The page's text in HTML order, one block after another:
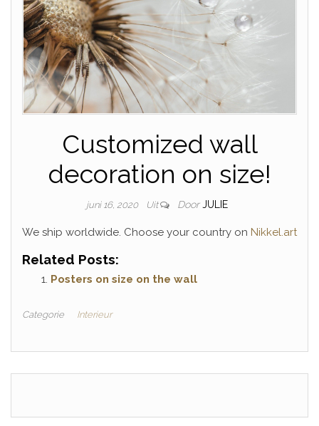
Customized wall
decoration on size!
juni 16, 2020 Uit Door JULIE
We ship worldwide. Choose your country on Nikkel.art
Related Posts:
Posters on size on the wall
Categorie Interieur